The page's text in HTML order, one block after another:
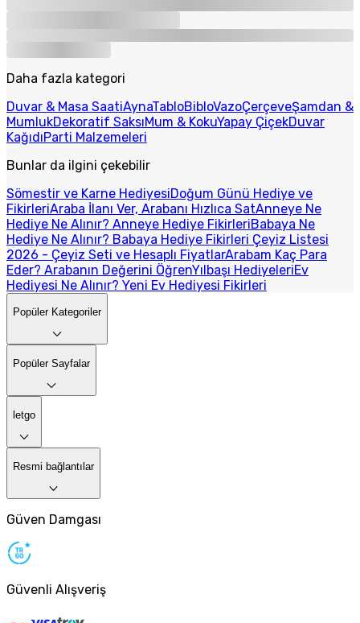
Daha fazla kategori
Duvar & Masa SaatiAynaTabloBibloVazoÇerçeveŞamdan &
MumlukDekoratif SaksıMum & KokuYapay ÇiçekDuvar
KağıdıParti Malzemeleri
Bunlar da ilgini çekebilir
Sömestir ve Karne HediyesiDoğum Günü Hediye ve
FikirleriAraba İlanı Ver, Arabanı Hızlıca SatAnneye Ne
Hediye Ne Alınır? Anneye Hediye FikirleriBabaya Ne
Hediye Ne Alınır? Babaya Hediye Fikirleri Çeyiz Listesi
2026 - Çeyiz Seti ve Hesaplı FiyatlarArabam Kaç Para
Eder? Arabanın Değerini ÖğrenYılbaşı HediyeleriEv
Hediyesi Ne Alınır? Yeni Ev Hediyesi Fikirleri
Popüler Kategoriler
Popüler Sayfalar
letgo
Resmi bağlantılar
Güven Damgası
Güvenli Alışveriş